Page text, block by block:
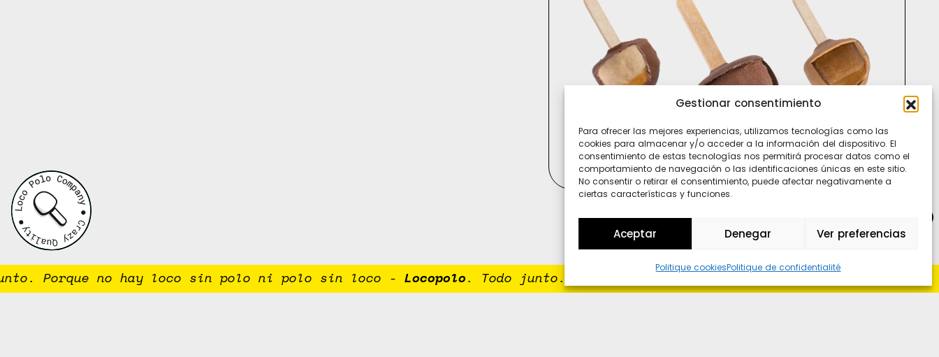
Gestionar consentimiento
Para ofrecer las mejores experiencias, utilizamos tecnologías como las
cookies para almacenar y/o acceder a la información del dispositivo. El
consentimiento de estas tecnologías nos permitirá procesar datos como el
comportamiento de navegación o las identificaciones únicas en este sitio.
No consentir o retirar el consentimiento, puede afectar negativamente a
ciertas características y funciones.
Aceptar Denegar Ver preferencias
Politique cookiesPolitique de confidentialité
Porque no hay loco sin polo ni polo sin loco-Locopolo. Todo junto. Porque no hay loco sin polo ni polo sin loco